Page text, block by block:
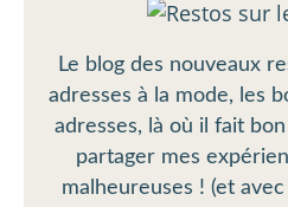
Le blog des nouveaux
adresses à la mode, les
adresses, là où il fait
partager mes
malheureuses ! (et